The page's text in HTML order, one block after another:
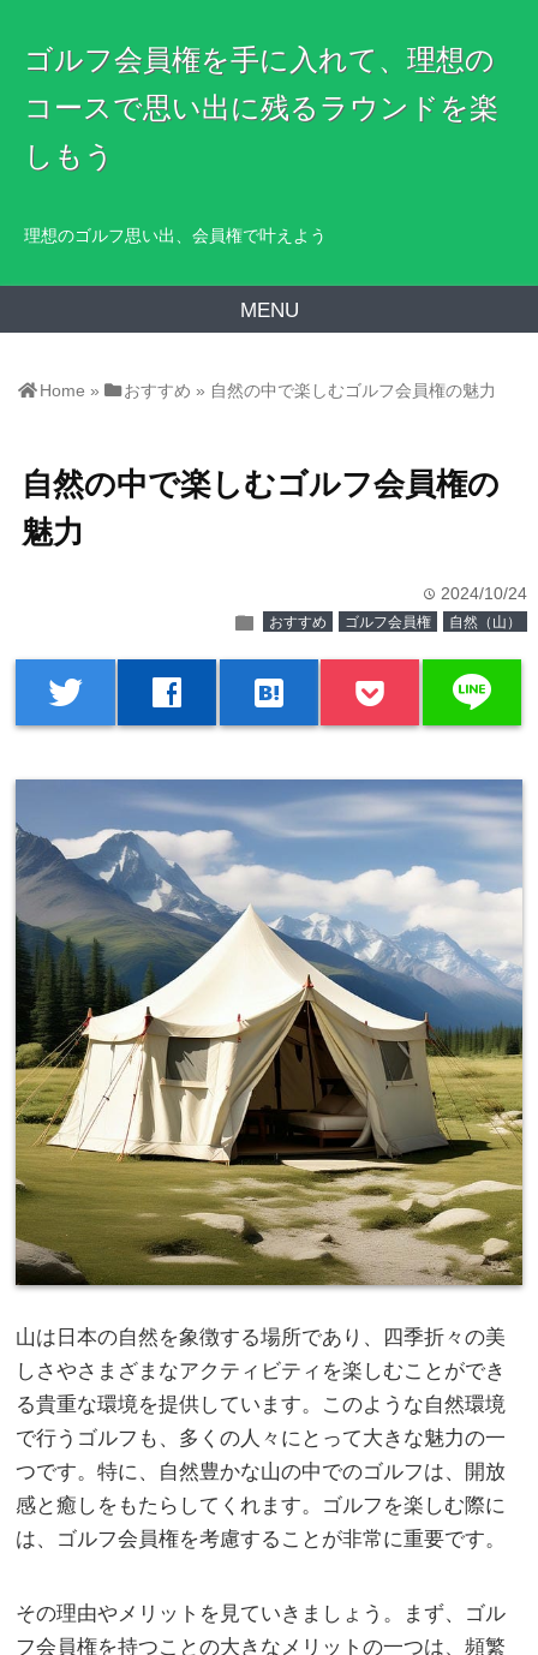
ゴルフ会員権を手に入れて、理想の
コースで思い出に残るラウンドを楽
しもう
理想のゴルフ思い出、会員権で叶えよう
MENU
Home » おすすめ » 自然の中で楽しむゴルフ会員権の魅力
自然の中で楽しむゴルフ会員権の
魅力
time 2024/10/24
folder おすすめ ゴルフ会員権 自然（山）
twitter facebook hatenabookmark line
山は日本の自然を象徴する場所であり、四季折々の美
しさやさまざまなアクティビティを楽しむことができ
る貴重な環境を提供しています。 このような自然環境
で行うゴルフも、多くの人々にとって大きな魅力の一
つです。特に、自然豊かな山の中でのゴルフは、開放
感と癒しをもたらしてくれます。ゴルフを楽しむ際に
は、ゴルフ会員権を考慮することが非常に重要です。
その理由やメリットを見ていきましょう。まず、ゴル
フ会員権を持つことの大きなメリットの一つは、頻繁